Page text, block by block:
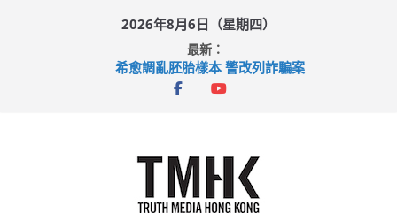
2026年8月6日（星期四）
最新：
希愈調亂胚胎樣本 警改列詐騙案
足球盛會次場激戰 祖雲達斯挫車路士